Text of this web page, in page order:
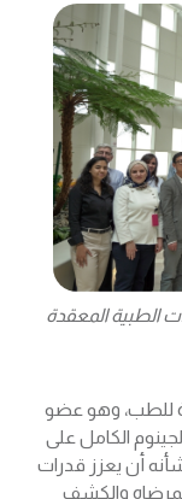
الطبية المعقدة
للطب، وهو عضو
الكامل على
أن يعزز قدرات
والكشف